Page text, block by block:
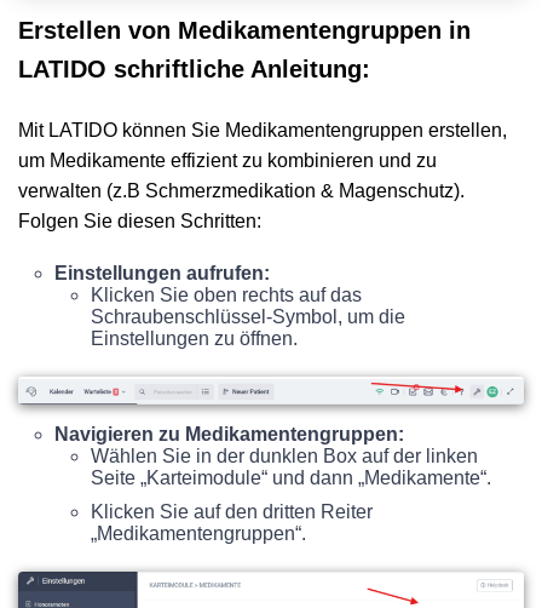
Erstellen von Medikamentengruppen in
LATIDO schriftliche Anleitung:
Mit LATIDO können Sie Medikamentengruppen erstellen,
um Medikamente effizient zu kombinieren und zu
verwalten (z.B Schmerzmedikation & Magenschutz).
Folgen Sie diesen Schritten:
Einstellungen aufrufen:
Klicken Sie oben rechts auf das
Schraubenschlüssel-Symbol, um die
Einstellungen zu öffnen.
Navigieren zu Medikamentengruppen:
Wählen Sie in der dunklen Box auf der linken
Seite „Karteimodule“ und dann „Medikamente“.
Klicken Sie auf den dritten Reiter
„Medikamentengruppen“.